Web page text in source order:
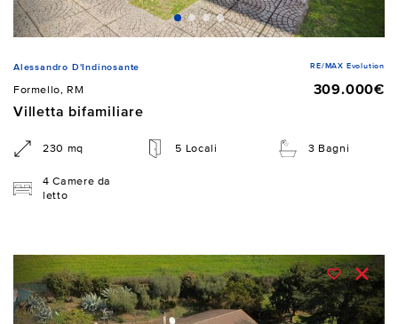
Alessandro D'Indinosante RE/MAX Evolution
Formello, RM
309.000€
Villetta bifamiliare
230 mq 5 Locali 3 Bagni
4 Camere da
letto